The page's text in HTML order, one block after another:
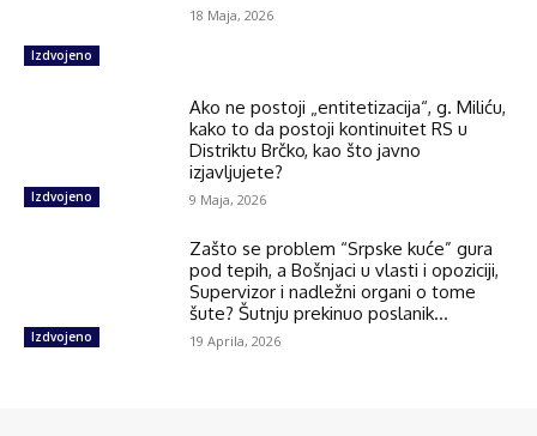
Izdvojeno
18 Maja, 2026
Izdvojeno
Ako ne postoji „entitetizacija“, g. Miliću,
kako to da postoji kontinuitet RS u
Distriktu Brčko, kao što javno
izjavljujete?
9 Maja, 2026
Izdvojeno
Zašto se problem “Srpske kuće” gura
pod tepih, a Bošnjaci u vlasti i opoziciji,
Supervizor i nadležni organi o tome
šute? Šutnju prekinuo poslanik...
19 Aprila, 2026